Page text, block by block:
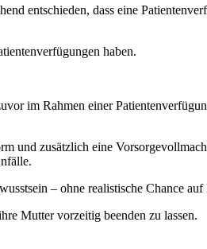
entschieden, dass eine
haben.
im Rahmen einer
und zusätzlich eine
– ohne realistische Chance auf
Mutter vorzeitig beenden zu lassen.